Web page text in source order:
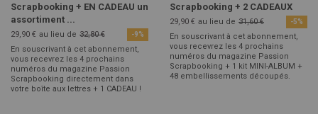
Scrapbooking + EN CADEAU un
assortiment ...
29,90 € au lieu de 32,80 € -9%
En souscrivant à cet abonnement,
vous recevrez les 4 prochains
numéros du magazine Passion
Scrapbooking directement dans
votre boîte aux lettres + 1 CADEAU !
Scrapbooking + 2 CADEAUX
29,90 € au lieu de 31,60 € -5%
En souscrivant à cet abonnement,
vous recevrez les 4 prochains
numéros du magazine Passion
Scrapbooking + 1 kit MINI-ALBUM +
48 embellissements découpés.